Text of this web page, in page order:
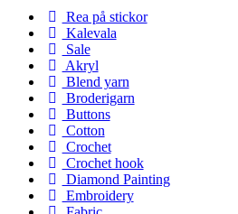
Rea på stickor
Kalevala
Sale
Akryl
Blend yarn
Broderigarn
Buttons
Cotton
Crochet
Crochet hook
Diamond Painting
Embroidery